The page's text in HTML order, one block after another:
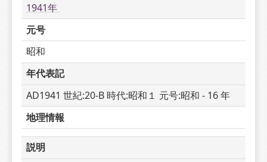
1941年
元号
昭和
年代表記
AD1941 世紀:20-B 時代:昭和１ 元号:昭和 - 16 年
地理情報
説明